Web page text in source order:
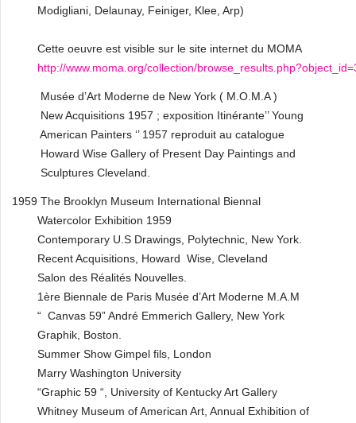
Modigliani, Delaunay, Feiniger, Klee, Arp)
Cette oeuvre est visible sur le site internet du MOMA
http://www.moma.org/collection/
Musée d’Art Moderne de New York ( M.O.M.A )
New Acquisitions 1957 ; exposition Itinérante’’ Young
American Painters ‘’ 1957 reproduit au catalogue
Howard Wise Gallery of Present Day Paintings and
Sculptures Cleveland.
1959 The Brooklyn Museum International Biennal
Watercolor Exhibition 1959
Contemporary U.S Drawings, Polytechnic, New York.
Recent Acquisitions, Howard Wise, Cleveland
Salon des Réalités Nouvelles.
1ère Biennale de Paris Musée d’Art Moderne M.A.M
“ Canvas 59” André Emmerich Gallery, New York
Graphik, Boston.
Summer Show Gimpel fils, London
Marry Washington University
“Graphic 59 “, University of Kentucky Art Gallery
Whitney Museum of American Art, Annual Exhibition of